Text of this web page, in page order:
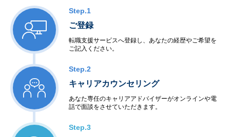
対策もマンツーマンで対応
・平均年収アップ約58.3万円
転職者の約70％が、業界相場（年収500万円 → +25〜50万円）の
上回る収入アップを実現
・高い定着率（98.3％）
内定後も定着を重視し、長期的に働ける職場紹介を目指してサポ
ート。
・ユーザー満足度93％
Step.1
ご登録
転職支援サービスへ登録し、あなたの経歴やご希望を
ご記入ください。
Step.2
キャリアカウンセリング
あなた専任のキャリアアドバイザーがオンラインや電
話で面談をさせていただきます。
Step.3